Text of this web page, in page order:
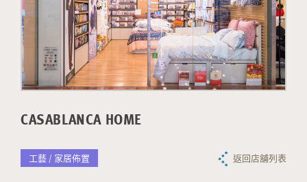
CASABLANCA HOME
工藝 / 家居佈置 返回店舖列表